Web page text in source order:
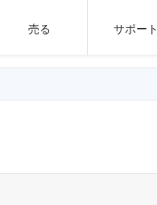
売る サポート